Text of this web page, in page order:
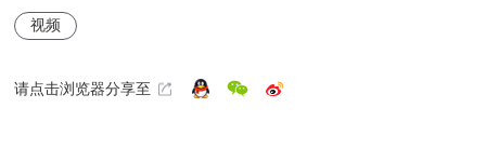
视频
请点击浏览器分享至